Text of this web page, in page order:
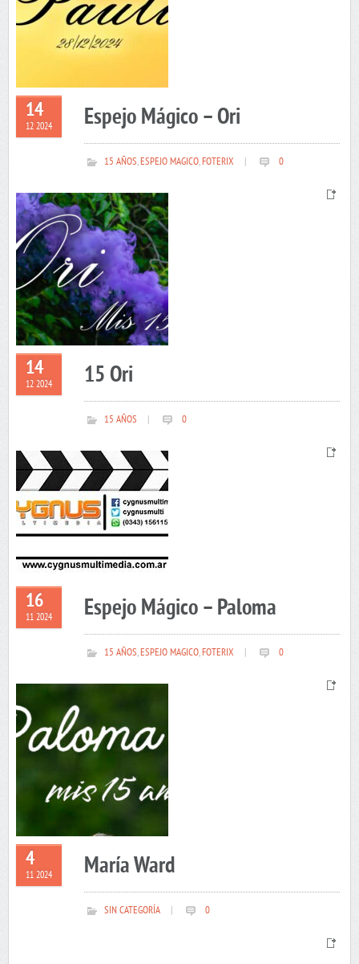
14
12 2024 Espejo Mágico – Ori
15 AÑOS,ESPEJO MAGICO,FOTERIX 0
14
12 2024 15 Ori
15 AÑOS 0
16
11 2024 Espejo Mágico – Paloma
15 AÑOS,ESPEJO MAGICO,FOTERIX 0
4
11 2024 María Ward
SIN CATEGORÍA 0